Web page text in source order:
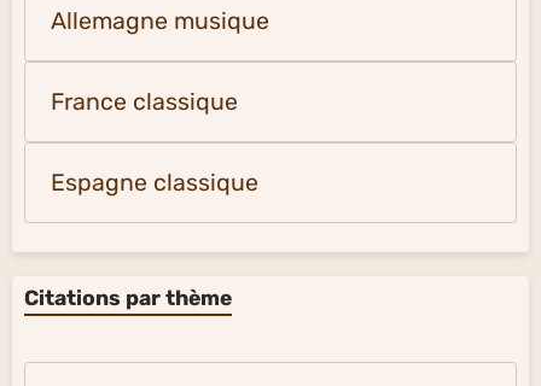
Allemagne musique
France classique
Espagne classique
Citations par thème